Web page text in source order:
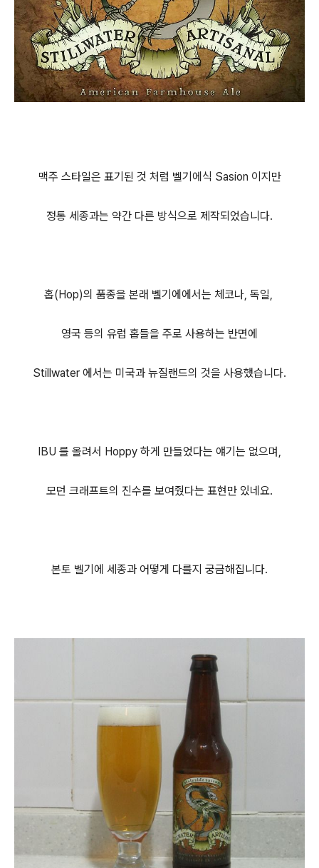
맥주 스타일은 표기된 것 처럼 벨기에식 Sasion 이지만
정통 세종과는 약간 다른 방식으로 제작되었습니다.
홉(Hop)의 품종을 본래 벨기에에서는 체코나, 독일,
영국 등의 유럽 홉들을 주로 사용하는 반면에
Stillwater 에서는 미국과 뉴질랜드의 것을 사용했습니다.
IBU 를 올려서 Hoppy 하게 만들었다는 얘기는 없으며,
모던 크래프트의 진수를 보여줬다는 표현만 있네요.
본토 벨기에 세종과 어떻게 다를지 궁금해집니다.